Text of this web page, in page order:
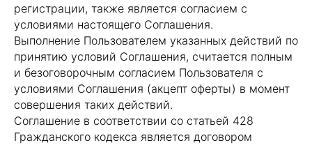
регистрации, также является согласием с
условиями настоящего Соглашения.
Выполнение Пользователем указанных действий по
принятию условий Соглашения, считается полным
и безоговорочным согласием Пользователя с
условиями Соглашения (акцепт оферты) в момент
совершения таких действий.
Соглашение в соответствии со статьей 428
Гражданского кодекса является договором